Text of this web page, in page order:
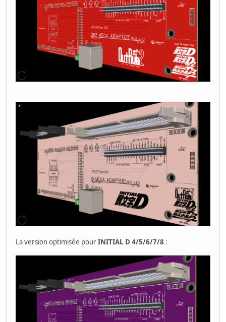
La version optimisée pourINITIAL D 4/5/6/7/8 :